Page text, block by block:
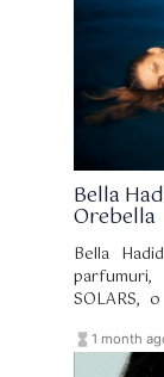
Bella
Orebella
Bella
SOLARS,
păr.
debutul
hourglass_full 1 month